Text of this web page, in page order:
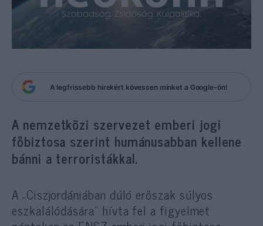
A legfrissebb hírekért kövessen minket a Google-ön!
A nemzetközi szervezet emberi jogi
főbiztosa szerint humánusabban kellene
bánni a terroristákkal.
A „Ciszjordániában dúló erőszak súlyos
eszkalálódására” hívta fel a figyelmet